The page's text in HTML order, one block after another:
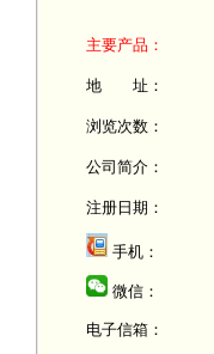
主要产品：
地 址：
浏览次数：
公司简介：
注册日期：
手机：
微信：
电子信箱：